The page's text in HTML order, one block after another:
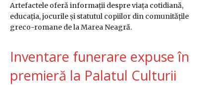
Artefactele oferă informații despre viața cotidiană,
educația, jocurile și statutul copiilor din comunitățile
greco-romane de la Marea Neagră.
Inventare funerare expuse în
premieră la Palatul Culturii